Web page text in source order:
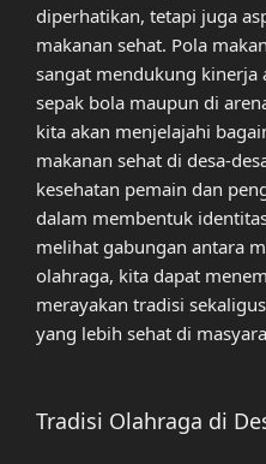
diperhatikan, tetapi juga
makanan sehat. Pola
sangat mendukung kinerja
sepak bola maupun di
kita akan menjelajahi
makanan sehat di desa-
kesehatan pemain dan
dalam membentuk
melihat gabungan antara
olahraga, kita dapat
merayakan tradisi
yang lebih sehat di
Tradisi Olahraga di